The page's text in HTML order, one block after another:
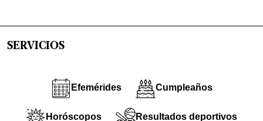
SERVICIOS
Efemérides Cumpleaños
Horóscopos Resultados deportivos